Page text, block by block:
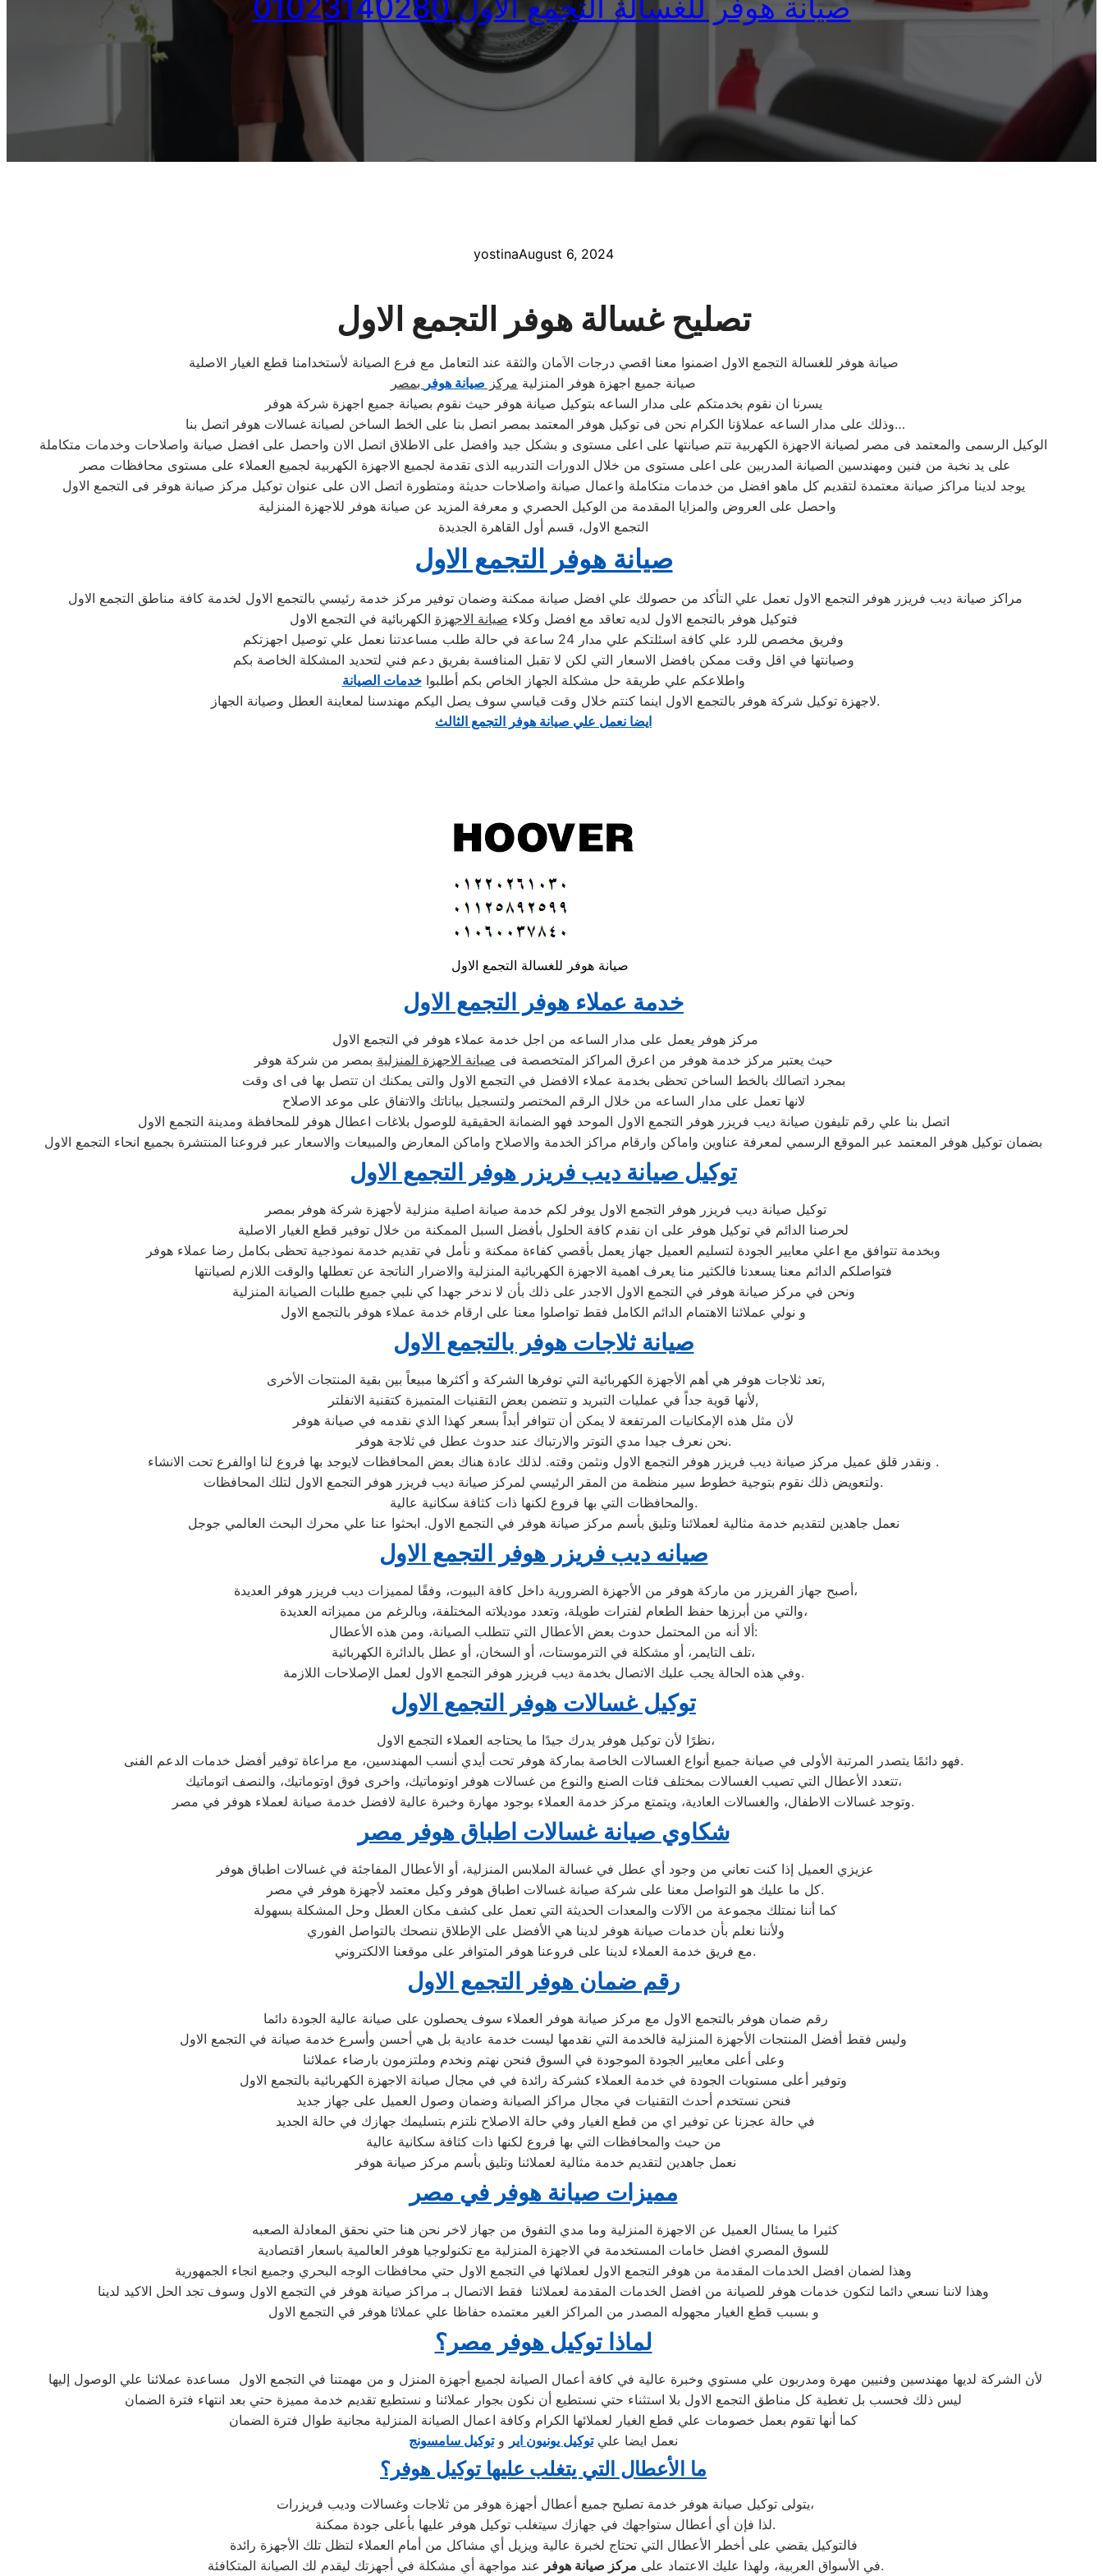
صيانة هوفر للغسالة التجمع الاول 01023140280
yostinaAugust 6, 2024
تصليح غسالة هوفر التجمع الاول
صيانة هوفر للغسالة التجمع الاول اضمنوا معنا اقصي درجات الاَمان والثقة عند التعامل مع فرع الصيانة لأستخدامنا قطع الغيار الاصلية
صيانة جميع اجهزة هوفر المنزلية مركز صيانة هوفر بمصر
يسرنا ان نقوم بخدمتكم على مدار الساعه بتوكيل صيانة هوفر حيث نقوم بصيانة جميع اجهزة شركة هوفر
وذلك على مدار الساعه عملاؤنا الكرام نحن فى توكيل هوفر المعتمد بمصر اتصل بنا على الخط الساخن لصيانة غسالات هوفر اتصل بنا…
الوكيل الرسمى والمعتمد فى مصر لصيانة الاجهزة الكهربية تتم صيانتها على اعلى مستوى و بشكل جيد وافضل على الاطلاق اتصل الان واحصل على افضل صيانة واصلاحات وخدمات متكاملة
على يد نخبة من فنين ومهندسين الصيانة المدربين على اعلى مستوى من خلال الدورات التدربيه الذى تقدمة لجميع الاجهزة الكهربية لجميع العملاء على مستوى محافظات مصر
يوجد لدينا مراكز صيانة معتمدة لتقديم كل ماهو افضل من خدمات متكاملة واعمال صيانة واصلاحات حديثة ومتطورة اتصل الان على عنوان توكيل مركز صيانة هوفر فى التجمع الاول
واحصل على العروض والمزايا المقدمة من الوكيل الحصري و معرفة المزيد عن صيانة هوفر للاجهزة المنزلية
التجمع الاول، قسم أول القاهرة الجديدة
صيانة هوفر التجمع الاول
مراكز صيانة ديب فريزر هوفر التجمع الاول تعمل علي التأكد من حصولك علي افضل صيانة ممكنة وضمان توفير مركز خدمة رئيسي بالتجمع الاول لخدمة كافة مناطق التجمع الاول
فتوكيل هوفر بالتجمع الاول لديه تعاقد مع افضل وكلاء صيانة الاجهزة الكهربائية في التجمع الاول
وفريق مخصص للرد علي كافة اسئلتكم علي مدار 24 ساعة في حالة طلب مساعدتنا نعمل علي توصيل اجهزتكم
وصيانتها في اقل وقت ممكن بافضل الاسعار التي لكن لا تقبل المنافسة بفريق دعم فني لتحديد المشكلة الخاصة بكم
واطلاعكم علي طريقة حل مشكلة الجهاز الخاص بكم أطلبواخدمات الصيانة
لاجهزة توكيل شركة هوفر بالتجمع الاول اينما كنتم خلال وقت قياسي سوف يصل اليكم مهندسنا لمعاينة العطل وصيانة الجهاز.
ايضا نعمل علي صيانة هوفر التجمع الثالث
صيانة هوفر للغسالة التجمع الاول
خدمة عملاء هوفر التجمع الاول
مركز هوفر يعمل على مدار الساعه من اجل خدمة عملاء هوفر في التجمع الاول
حيث يعتبر مركز خدمة هوفر من اعرق المراكز المتخصصة فى صيانة الاجهزة المنزلية بمصر من شركة هوفر
بمجرد اتصالك بالخط الساخن تحظى بخدمة عملاء الافضل في التجمع الاول والتى يمكنك ان تتصل بها فى اى وقت
لانها تعمل على مدار الساعه من خلال الرقم المختصر ولتسجيل بياناتك والاتفاق على موعد الاصلاح
اتصل بنا علي رقم تليفون صيانة ديب فريزر هوفر التجمع الاول الموحد فهو الضمانة الحقيقية للوصول بلاغات اعطال هوفر للمحافظة ومدينة التجمع الاول
بضمان توكيل هوفر المعتمد عبر الموقع الرسمي لمعرفة عناوين واماكن وارقام مراكز الخدمة والاصلاح واماكن المعارض والمبيعات والاسعار عبر فروعنا المنتشرة بجميع انحاء التجمع الاول
توكيل صيانة ديب فريزر هوفر التجمع الاول
توكيل صيانة ديب فريزر هوفر التجمع الاول يوفر لكم خدمة صيانة اصلية منزلية لأجهزة شركة هوفر بمصر
لحرصنا الدائم في توكيل هوفر على ان نقدم كافة الحلول بأفضل السبل الممكنة من خلال توفير قطع الغيار الاصلية
وبخدمة تتوافق مع اعلي معايير الجودة لتسليم العميل جهاز يعمل بأقصي كفاءة ممكنة و نأمل في تقديم خدمة نموذجية تحظى بكامل رضا عملاء هوفر
فتواصلكم الدائم معنا يسعدنا فالكثير منا يعرف اهمية الاجهزة الكهربائية المنزلية والاضرار الناتجة عن تعطلها والوقت اللازم لصيانتها
ونحن في مركز صيانة هوفر في التجمع الاول الاجدر على ذلك بأن لا ندخر جهدا كي نلبي جميع طلبات الصيانة المنزلية
و نولي عملائنا الاهتمام الدائم الكامل فقط تواصلوا معنا على ارقام خدمة عملاء هوفر بالتجمع الاول
صيانة ثلاجات هوفر بالتجمع الاول
تعد ثلاجات هوفر هي أهم الأجهزة الكهربائية التي توفرها الشركة و أكثرها مبيعاً بين بقية المنتجات الأخرى,
لأنها قوية جداً في عمليات التبريد و تتضمن بعض التقنيات المتميزة كتقنية الانفلتر,
لأن مثل هذه الإمكانيات المرتفعة لا يمكن أن تتوافر أبداً بسعر كهذا الذي نقدمه في صيانة هوفر
نحن نعرف جيدا مدي التوتر والارتباك عند حدوث عطل في ثلاجة هوفر.
ونقدر قلق عميل مركز صيانة ديب فريزر هوفر التجمع الاول ونثمن وقته. لذلك عادة هناك بعض المحافظات لايوجد بها فروع لنا اوالفرع تحت الانشاء .
ولتعويض ذلك نقوم بتوجية خطوط سير منظمة من المقر الرئيسي لمركز صيانة ديب فريزر هوفر التجمع الاول لتلك المحافظات.
والمحافظات التي بها فروع لكنها ذات كثافة سكانية عالية.
نعمل جاهدين لتقديم خدمة مثالية لعملائنا وتليق بأسم مركز صيانة هوفر في التجمع الاول. ابحثوا عنا علي محرك البحث العالمي جوجل
صيانه ديب فريزر هوفر التجمع الاول
أصبح جهاز الفريزر من ماركة هوفر من الأجهزة الضرورية داخل كافة البيوت، وفقًا لمميزات ديب فريزر هوفر العديدة،
والتي من أبرزها حفظ الطعام لفترات طويلة، وتعدد موديلاته المختلفة، وبالرغم من مميزاته العديدة،
ألا أنه من المحتمل حدوث بعض الأعطال التي تتطلب الصيانة، ومن هذه الأعطال:
تلف التايمر، أو مشكلة في الترموستات، أو السخان، أو عطل بالدائرة الكهربائية،
وفي هذه الحالة يجب عليك الاتصال بخدمة ديب فريزر هوفر التجمع الاول لعمل الإصلاحات اللازمة.
توكيل غسالات هوفر التجمع الاول
نظرًا لأن توكيل هوفر يدرك جيدًا ما يحتاجه العملاء التجمع الاول،
فهو دائمًا يتصدر المرتبة الأولى في صيانة جميع أنواع الغسالات الخاصة بماركة هوفر تحت أيدي أنسب المهندسين، مع مراعاة توفير أفضل خدمات الدعم الفنى.
تتعدد الأعطال التي تصيب الغسالات بمختلف فئات الصنع والنوع من غسالات هوفر اوتوماتيك، واخرى فوق اوتوماتيك، والنصف اتوماتيك،
وتوجد غسالات الاطفال، والغسالات العادية، ويتمتع مركز خدمة العملاء بوجود مهارة وخبرة عالية لافضل خدمة صيانة لعملاء هوفر في مصر.
شكاوي صيانة غسالات اطباق هوفر مصر
عزيزي العميل إذا كنت تعاني من وجود أي عطل في غسالة الملابس المنزلية، أو الأعطال المفاجئة في غسالات اطباق هوفر
كل ما عليك هو التواصل معنا على شركة صيانة غسالات اطباق هوفر وكيل معتمد لأجهزة هوفر في مصر.
كما أننا نمتلك مجموعة من الآلات والمعدات الحديثة التي تعمل على كشف مكان العطل وحل المشكلة بسهولة
ولأننا نعلم بأن خدمات صيانة هوفر لدينا هي الأفضل على الإطلاق ننصحك بالتواصل الفوري
مع فريق خدمة العملاء لدينا على فروعنا هوفر المتوافر على موقعنا الالكتروني.
رقم ضمان هوفر التجمع الاول
رقم ضمان هوفر بالتجمع الاول مع مركز صيانة هوفر العملاء سوف يحصلون على صيانة عالية الجودة دائما
وليس فقط أفضل المنتجات الأجهزة المنزلية فالخدمة التي نقدمها ليست خدمة عادية بل هي أحسن وأسرع خدمة صيانة في التجمع الاول
وعلى أعلى معايير الجودة الموجودة في السوق فنحن نهتم ونخدم وملتزمون بارضاء عملائنا
وتوفير أعلى مستويات الجودة في خدمة العملاء كشركة رائدة في في مجال صيانة الاجهزة الكهربائية بالتجمع الاول
فنحن نستخدم أحدث التقنيات في مجال مراكز الصيانة وضمان وصول العميل على جهاز جديد
في حالة عجزنا عن توفير اي من قطع الغيار وفي حالة الاصلاح نلتزم بتسليمك جهازك في حالة الجديد
من حيث والمحافظات التي بها فروع لكنها ذات كثافة سكانية عالية
نعمل جاهدين لتقديم خدمة مثالية لعملائنا وتليق بأسم مركز صيانة هوفر
مميزات صيانة هوفر في مصر
كثيرا ما يسئال العميل عن الاجهزة المنزلية وما مدي التفوق من جهاز لاخر نحن هنا حتي نحقق المعادلة الصعبه
للسوق المصري افضل خامات المستخدمة في الاجهزة المنزلية مع تكنولوجيا هوفر العالمية باسعار اقتصادية
وهذا لضمان افضل الخدمات المقدمة من هوفر التجمع الاول لعملائها في التجمع الاول حتي محافظات الوجه البحري وجميع انجاء الجمهورية
وهذا لاننا نسعي دائما لتكون خدمات هوفر للصيانة من افضل الخدمات المقدمة لعملائنا فقط الاتصال بـ مراكز صيانة هوفر في التجمع الاول وسوف تجد الحل الاكيد لدينا
و بسبب قطع الغيار مجهوله المصدر من المراكز الغير معتمده حفاظا علي عملائا هوفر في التجمع الاول
لماذا توكيل هوفر مصر؟
لأن الشركة لديها مهندسين وفنيين مهرة ومدربون علي مستوي وخبرة عالية في كافة أعمال الصيانة لجميع أجهزة المنزل و من مهمتنا في التجمع الاول مساعدة عملائنا علي الوصول إليها
ليس ذلك فحسب بل تغطية كل مناطق التجمع الاول بلا استثناء حتي نستطيع أن نكون بجوار عملائنا و نستطيع تقديم خدمة مميزة حتي بعد انتهاء فترة الضمان
كما أنها تقوم بعمل خصومات علي قطع الغيار لعملائها الكرام وكافة اعمال الصيانة المنزلية مجانية طوال فترة الضمان
نعمل ايضا عليتوكيل يونيون اير وتوكيل سامسونج
ما الأعطال التي يتغلب عليها توكيل هوفر؟
يتولى توكيل صيانة هوفر خدمة تصليح جميع أعطال أجهزة هوفر من ثلاجات وغسالات وديب فريزرات،
لذا فإن أي أعطال ستواجهك في جهازك سيتغلب توكيل هوفر عليها بأعلى جودة ممكنة.
فالتوكيل يقضي على أخطر الأعطال التي تحتاج لخبرة عالية ويزيل أي مشاكل من أمام العملاء لتظل تلك الأجهزة رائدة
في الأسواق العربية، ولهذا عليك الاعتماد على مركز صيانة هوفر عند مواجهة أي مشكلة في أجهزتك ليقدم لك الصيانة المتكافئة.